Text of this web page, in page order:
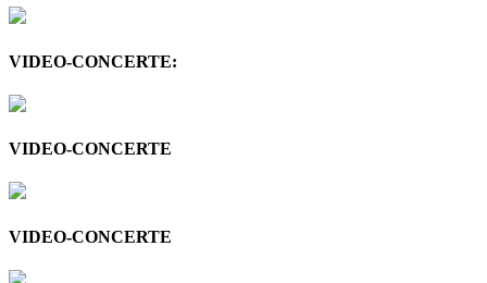
VIDEO-CONCERTE:
VIDEO-CONCERTE
VIDEO-CONCERTE